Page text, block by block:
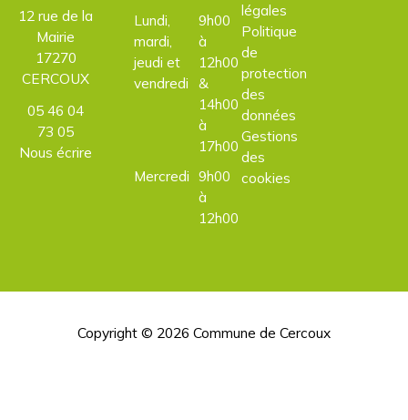
12 rue de la
Mairie
17270
CERCOUX
05 46 04
73 05
Nous écrire
Lundi,
mardi,
jeudi et
vendredi
9h00
à
12h00
&
14h00
à
17h00
Mercredi 9h00
à
12h00
légales
Politique
de
protection
des
données
Gestions
des
cookies
Copyright © 2026 Commune de Cercoux